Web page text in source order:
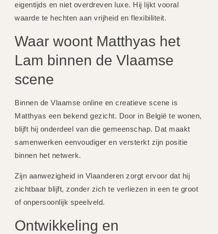
eigentijds en niet overdreven luxe. Hij lijkt vooral
waarde te hechten aan vrijheid en flexibiliteit.
Waar woont Matthyas het
Lam binnen de Vlaamse
scene
Binnen de Vlaamse online en creatieve scene is
Matthyas een bekend gezicht. Door in België te wonen,
blijft hij onderdeel van die gemeenschap. Dat maakt
samenwerken eenvoudiger en versterkt zijn positie
binnen het netwerk.
Zijn aanwezigheid in Vlaanderen zorgt ervoor dat hij
zichtbaar blijft, zonder zich te verliezen in een te groot
of onpersoonlijk speelveld.
Ontwikkeling en